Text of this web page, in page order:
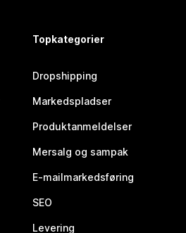
Topkategorier
Dropshipping
Markedspladser
Produktanmeldelser
Mersalg og sampak
E-mailmarkedsføring
SEO
Levering